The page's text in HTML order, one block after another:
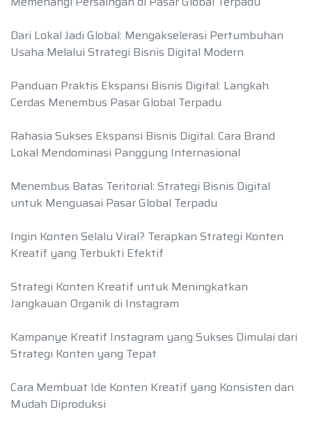
Dari Lokal Jadi Global: Mengakselerasi Pertumbuhan
Usaha Melalui Strategi Bisnis Digital Modern
Panduan Praktis Ekspansi Bisnis Digital: Langkah
Cerdas Menembus Pasar Global Terpadu
Rahasia Sukses Ekspansi Bisnis Digital: Cara Brand
Lokal Mendominasi Panggung Internasional
Menembus Batas Teritorial: Strategi Bisnis Digital
untuk Menguasai Pasar Global Terpadu
Ingin Konten Selalu Viral? Terapkan Strategi Konten
Kreatif yang Terbukti Efektif
Strategi Konten Kreatif untuk Meningkatkan
Jangkauan Organik di Instagram
Kampanye Kreatif Instagram yang Sukses Dimulai dari
Strategi Konten yang Tepat
Cara Membuat Ide Konten Kreatif yang Konsisten dan
Mudah Diproduksi